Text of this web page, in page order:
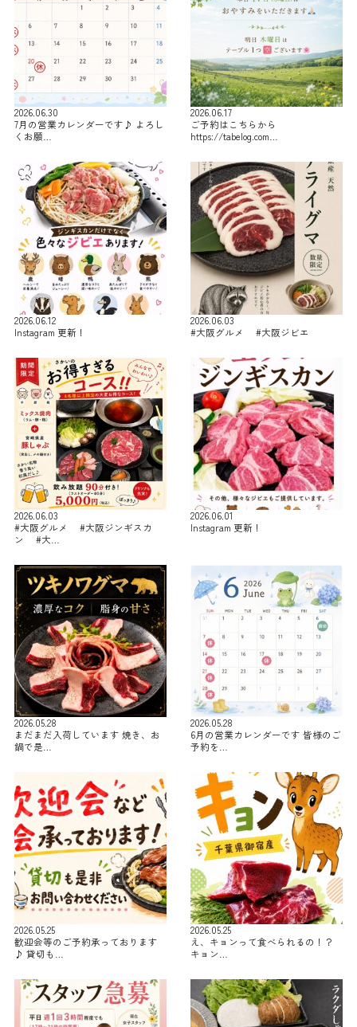
2026.06.30
7月の営業カレンダーです♪ よろし
くお願…
2026.06.17
ご予約はこちらから
https://tabelog.com…
2026.06.12
Instagram 更新！
2026.06.03
#大阪グルメ #大阪ジビエ
2026.06.03
#大阪グルメ #大阪ジンギスカ
ン #大…
2026.06.01
Instagram 更新！
2026.05.28
まだまだ入荷しています 焼き、お
鍋で是…
2026.05.28
6月の営業カレンダーです 皆様のご
予約を…
2026.05.25
歓迎会等のご予約承っております
♪ 貸切も…
2026.05.25
え、キョンって食べられるの！？
キョン…